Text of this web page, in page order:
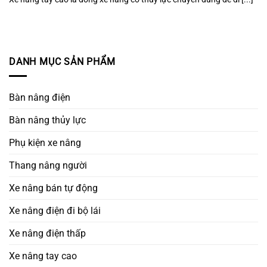
DANH MỤC SẢN PHẨM
Bàn nâng điện
Bàn nâng thủy lực
Phụ kiện xe nâng
Thang nâng người
Xe nâng bán tự động
Xe nâng điện đi bộ lái
Xe nâng điện thấp
Xe nâng tay cao